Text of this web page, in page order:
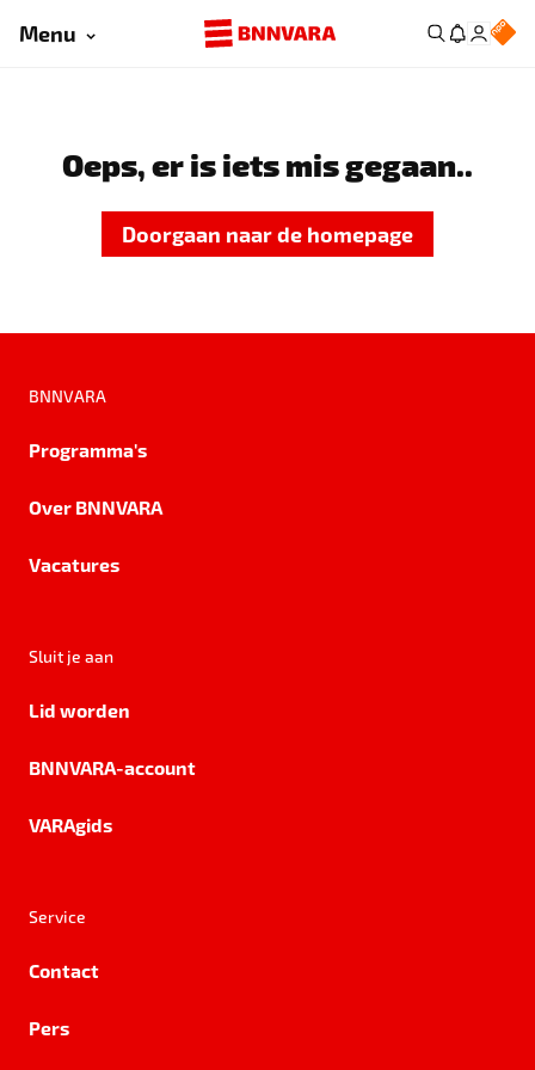
Menu
Oeps, er is iets mis gegaan..
Doorgaan naar de homepage
BNNVARA
Programma's
Over BNNVARA
Vacatures
Sluit je aan
Lid worden
BNNVARA-account
VARAgids
Service
Contact
Pers